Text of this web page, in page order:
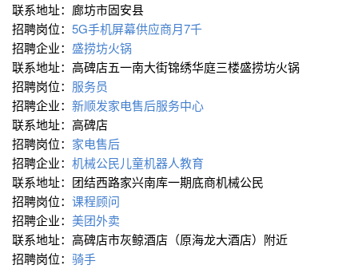
联系地址：廊坊市固安县
招聘岗位： 5G手机屏幕供应商月7千
招聘企业： 盛捞坊火锅
联系地址：高碑店五一南大街锦绣华庭三楼盛捞坊火锅
招聘岗位： 服务员
招聘企业： 新顺发家电售后服务中心
联系地址：高碑店
招聘岗位： 家电售后
招聘企业： 机械公民儿童机器人教育
联系地址：团结西路家兴南库一期底商机械公民
招聘岗位： 课程顾问
招聘企业： 美团外卖
联系地址：高碑店市灰鲸酒店（原海龙大酒店）附近
招聘岗位： 骑手